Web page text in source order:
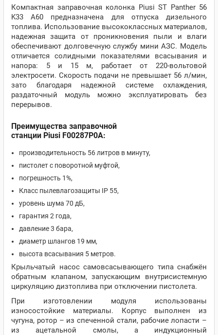
Компактная заправочная колонка Piusi ST Panther 56
K33 A60 предназначена для отпуска дизельного
топлива. Использование высококлассных материалов,
надежная защита от проникновения пыли и влаги
обеспечивают долговечную службу мини АЗС. Модель
отличается солидными показателями всасывания и
напора: 5 и 15 м, работает от 220-вольтовой
электросети. Скорость подачи не превышает 56 л/мин,
зато благодаря надежной системе охлаждения,
раздаточный модуль можно эксплуатировать без
перерывов.
Преимущества заправочной
станции Piusi F00287P0A:
производительность 56 литров в минуту,
пистолет с поворотной муфтой,
погрешность 1%,
Класс пылевлагозащиты IP 55,
уровень шума 70 дБ,
гарантия 2 года,
давление 3 бара,
диаметр шлангов 19 мм,
высота всасывания 5 метров.
Крыльчатый насос самовсасывающего типа снабжён
обратным клапаном, запускающим внутрисистемную
циркуляцию дизтоплива при отключении пистолета.
При изготовлении модуля использованы
износостойкие материалы. Корпус выполнен из
чугуна, ротор – из спеченной стали, рабочие лопасти –
из ацетальной смолы, а индукционный